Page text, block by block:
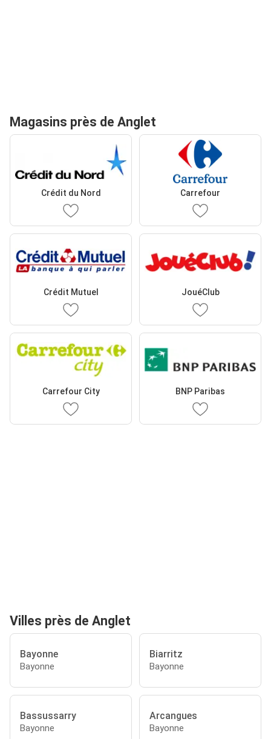
Magasins près de Anglet
Crédit du Nord Carrefour
Crédit Mutuel JouéClub
Carrefour City BNP Paribas
Villes près de Anglet
Bayonne
Bayonne
Biarritz
Bayonne
Bassussarry
Bayonne
Arcangues
Bayonne